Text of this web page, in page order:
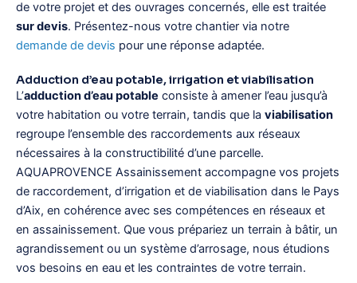
de votre projet et des ouvrages concernés, elle est traitée
sur devis. Présentez-nous votre chantier via notre
demande de devis pour une réponse adaptée.
Adduction d’eau potable, irrigation et viabilisation
L’adduction d’eau potable consiste à amener l’eau jusqu’à
votre habitation ou votre terrain, tandis que la viabilisation
regroupe l’ensemble des raccordements aux réseaux
nécessaires à la constructibilité d’une parcelle.
AQUAPROVENCE Assainissement accompagne vos projets
de raccordement, d’irrigation et de viabilisation dans le Pays
d’Aix, en cohérence avec ses compétences en réseaux et
en assainissement. Que vous prépariez un terrain à bâtir, un
agrandissement ou un système d’arrosage, nous étudions
vos besoins en eau et les contraintes de votre terrain.